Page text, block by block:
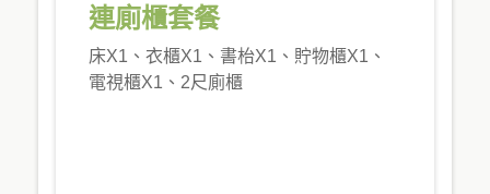
連廁櫃套餐
床X1、衣櫃X1、書枱X1、貯物櫃X1、
電視櫃X1、2尺廁櫃